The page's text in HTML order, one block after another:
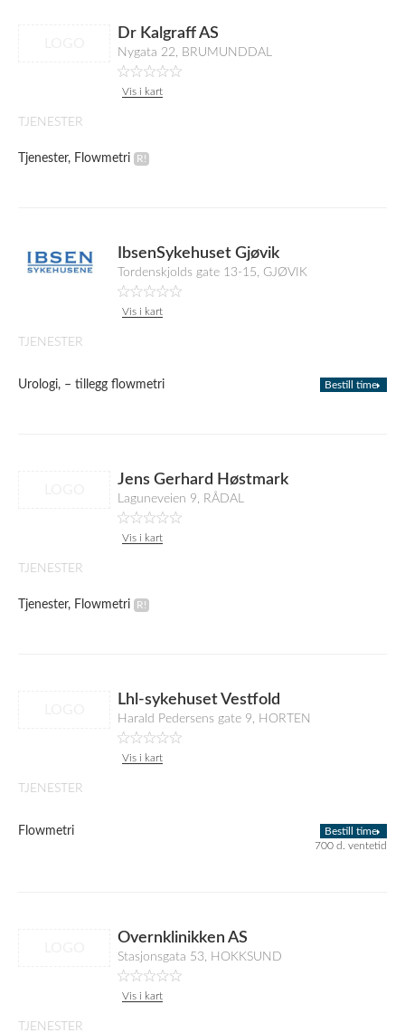
Dr Kalgraff AS
Nygata 22, BRUMUNDDAL
Vis i kart
TJENESTER
Tjenester, Flowmetri
IbsenSykehuset Gjøvik
Tordenskjolds gate 13-15, GJØVIK
Vis i kart
TJENESTER
Urologi, – tillegg flowmetri Bestill time
Jens Gerhard Høstmark
Laguneveien 9, RÅDAL
Vis i kart
TJENESTER
Tjenester, Flowmetri
Lhl-sykehuset Vestfold
Harald Pedersens gate 9, HORTEN
Vis i kart
TJENESTER
Flowmetri
Bestill time
700 d. ventetid
Overnklinikken AS
Stasjonsgata 53, HOKKSUND
Vis i kart
TJENESTER